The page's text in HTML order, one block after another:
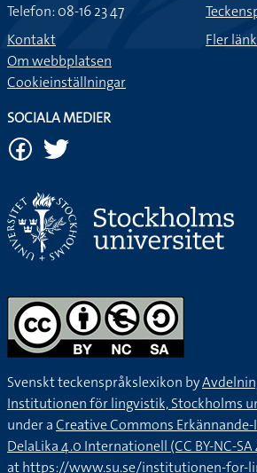
Telefon: 08-16 23 47
Kontakt
Om webbplatsen
Cookieinställningar
Fler
SOCIALA MEDIER
Svenskt teckenspråkslexikon by
Institutionen för lingvistik, Stockholms
under aCreative Commons
DelaLika 4.0 Internationell (CC BY-NC-SA
athttps://www.su.se/institutionen-for-